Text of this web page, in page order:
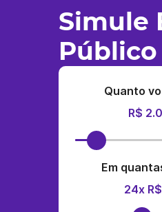
Simule
Quanto
R$
Em
24x